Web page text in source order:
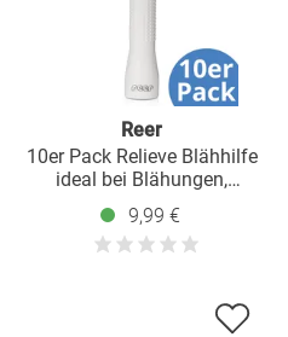
Reer
10er Pack Relieve Blähhilfe
ideal bei Blähungen,
Koliken und Verstopfungen
- Weiß
9,99 €